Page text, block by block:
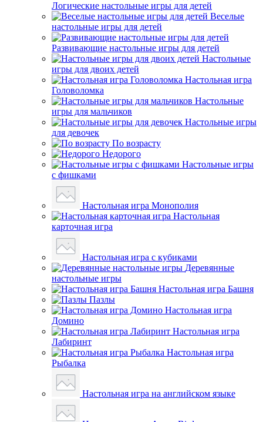
Логические настольные игры для детей
Веселые
настольные игры для детей
Развивающие настольные игры для детей
Настольные
игры для двоих детей
Настольная игра
Головоломка
Настольные
игры для мальчиков
Настольные игры
для девочек
По возрасту
Недорого
Настольные игры
с фишками
Настольная игра Монополия
Настольная
карточная игра
Настольная игра с кубиками
Деревянные
настольные игры
Настольная игра Башня
Пазлы
Настольная игра
Домино
Настольная игра
Лабиринт
Настольная игра
Рыбалка
Настольная игра на английском языке